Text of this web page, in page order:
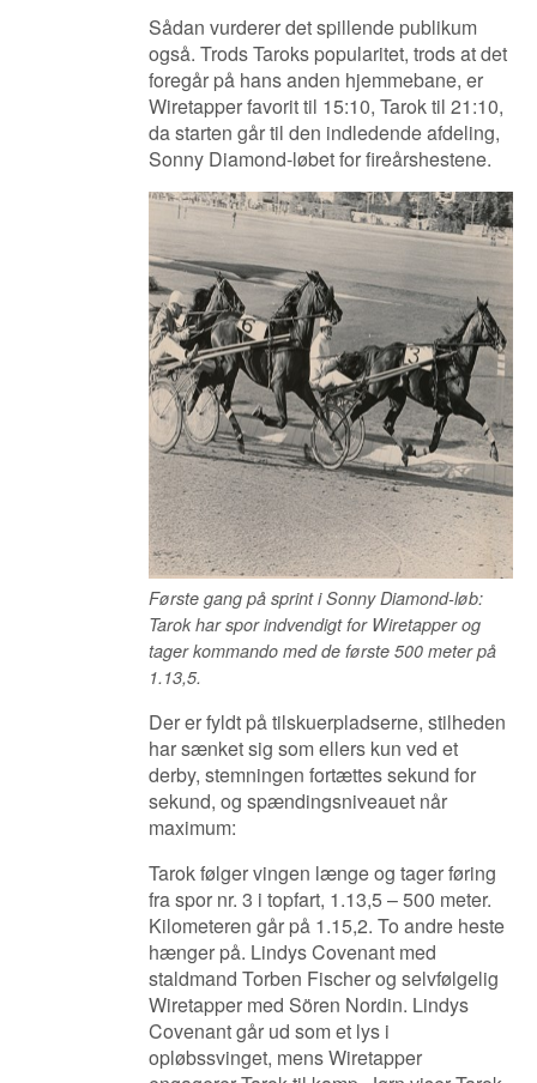
Sådan vurderer det spillende publikum
også. Trods Taroks popularitet, trods at det
foregår på hans anden hjemmebane, er
Wiretapper favorit til 15:10, Tarok til 21:10,
da starten går til den indledende afdeling,
Sonny Diamond-løbet for fireårshestene.
Første gang på sprint i Sonny Diamond-løb:
Tarok har spor indvendigt for Wiretapper og
tager kommando med de første 500 meter på
1.13,5.
Der er fyldt på tilskuerpladserne, stilheden
har sænket sig som ellers kun ved et
derby, stemningen fortættes sekund for
sekund, og spændingsniveauet når
maximum:
Tarok følger vingen længe og tager føring
fra spor nr. 3 i topfart, 1.13,5 – 500 meter.
Kilometeren går på 1.15,2. To andre heste
hænger på. Lindys Covenant med
staldmand Torben Fischer og selvfølgelig
Wiretapper med Sören Nordin. Lindys
Covenant går ud som et lys i
opløbssvinget, mens Wiretapper